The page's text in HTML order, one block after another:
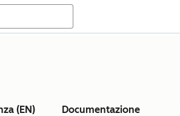
(EN) Documentazione